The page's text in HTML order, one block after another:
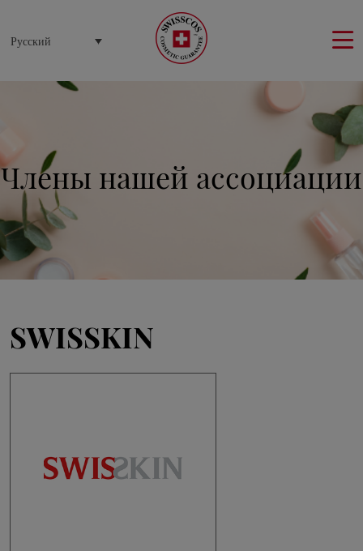
Русский
Члены нашей ассоциации
SWISSKIN